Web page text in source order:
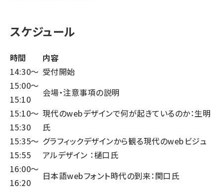
スケジュール
時間
内容
14:30〜 受付開始
15:00〜
15:10
会場・注意事項の説明
15:10〜
15:30
現代のwebデザインで何が起きているのか：生明
氏
15:35〜
15:55
グラフィックデザインから観る現代のwebビジュ
アルデザイン ：樋口氏
16:00〜
16:20
日本語webフォント時代の到来：関口氏